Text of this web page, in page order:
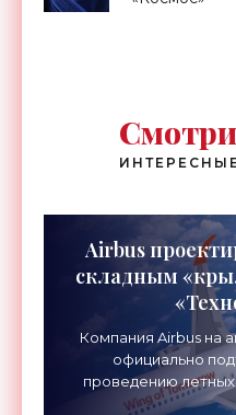
Airbus
складным
Компания Airbus на
официально
проведению летных
созданных в